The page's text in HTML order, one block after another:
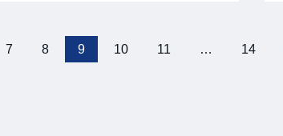
Sidnumrering
7 8 9 10 11 … 14